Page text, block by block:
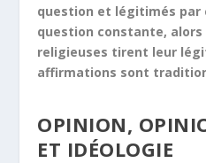
question et légitimés par
question constante, alors
religieuses tirent leur
affirmations sont
OPINION,
ET IDÉOLOGIE